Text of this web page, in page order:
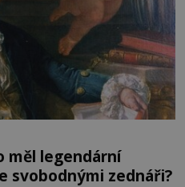
měl legendární
svobodnými zednáři?